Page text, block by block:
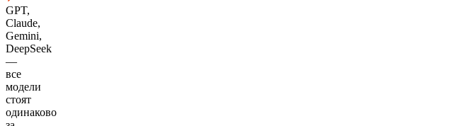
GPT,
Claude,
Gemini,
DeepSeek
—
все
модели
стоят
одинаково